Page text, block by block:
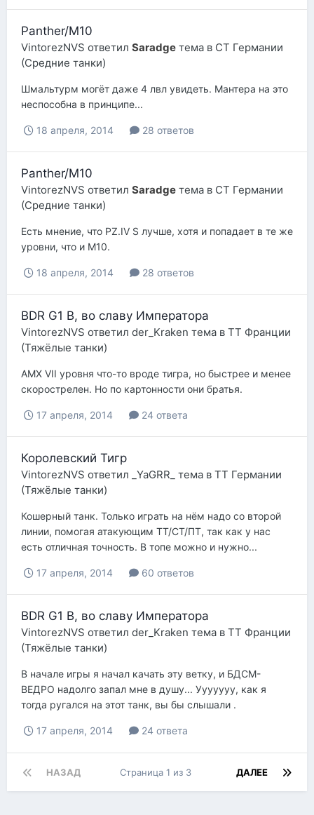
Panther/M10
VintorezNVS ответил Saradge тема в СТ Германии
(Средние танки)
Шмальтурм могёт даже 4 лвл увидеть. Мантера на это
неспособна в принципе...
18 апреля, 2014 28 ответов
Panther/M10
VintorezNVS ответил Saradge тема в СТ Германии
(Средние танки)
Есть мнение, что PZ.IV S лучше, хотя и попадает в те же
уровни, что и М10.
18 апреля, 2014 28 ответов
BDR G1 B, во славу Императора
VintorezNVS ответил der_Kraken тема в ТТ Франции
(Тяжёлые танки)
AMX VII уровня что-то вроде тигра, но быстрее и менее
скорострелен. Но по картонности они братья.
17 апреля, 2014 24 ответа
Королевский Тигр
VintorezNVS ответил _YaGRR_ тема в ТТ Германии
(Тяжёлые танки)
Кошерный танк. Только играть на нём надо со второй
линии, помогая атакующим ТТ/СТ/ПТ, так как у нас
есть отличная точность. В топе можно и нужно...
17 апреля, 2014 60 ответов
BDR G1 B, во славу Императора
VintorezNVS ответил der_Kraken тема в ТТ Франции
(Тяжёлые танки)
В начале игры я начал качать эту ветку, и БДСМ-
ВЕДРО надолго запал мне в душу... Ууууууу, как я
тогда ругался на этот танк, вы бы слышали .
17 апреля, 2014 24 ответа
НАЗАД ДАЛЕЕ
Страница 1 из 3